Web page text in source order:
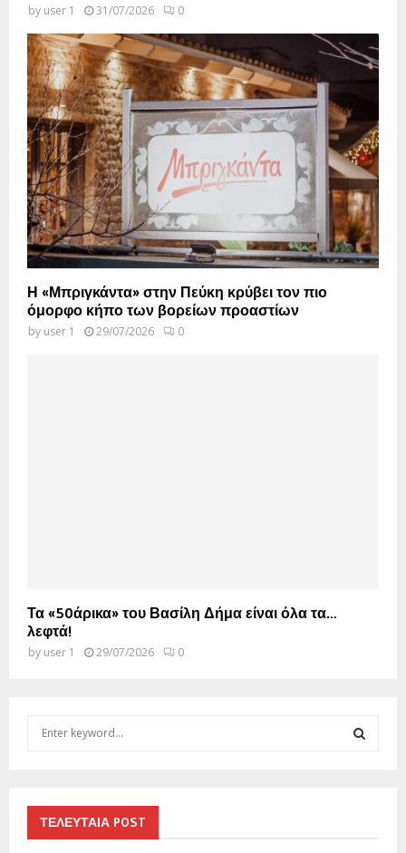
by user 1 31/07/2026 0
Η «Μπριγκάντα» στην Πεύκη κρύβει τον πιο
όμορφο κήπο των βορείων προαστίων
by user 1 29/07/2026 0
Τα «50άρικα» του Βασίλη Δήμα είναι όλα τα…
λεφτά!
by user 1 29/07/2026 0
f
ΤΕΛΕΥΤΑΙΑ POST